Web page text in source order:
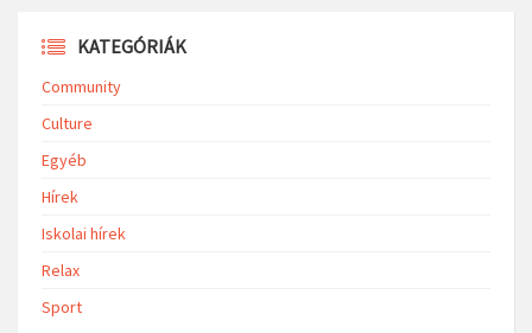
KATEGÓRIÁK
Community
Culture
Egyéb
Hírek
Iskolai hírek
Relax
Sport